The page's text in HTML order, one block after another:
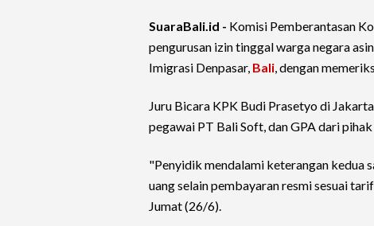
SuaraBali.id - Komisi Pemberantasan
pengurusan izin tinggal warga negara
Imigrasi Denpasar, Bali, dengan
Juru Bicara KPK Budi Prasetyo di
pegawai PT Bali Soft, dan GPA dari
"Penyidik mendalami keterangan kedua
uang selain pembayaran resmi sesuai
Jumat (26/6).